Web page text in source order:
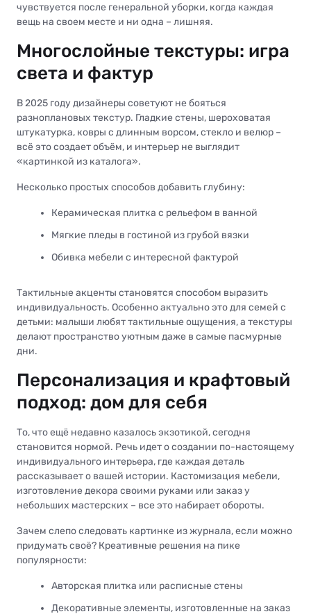
чувствуется после генеральной уборки, когда каждая
вещь на своем месте и ни одна – лишняя.
Многослойные текстуры: игра
света и фактур
В 2025 году дизайнеры советуют не бояться
разноплановых текстур. Гладкие стены, шероховатая
штукатурка, ковры с длинным ворсом, стекло и велюр –
всё это создает объём, и интерьер не выглядит
«картинкой из каталога».
Несколько простых способов добавить глубину:
Керамическая плитка с рельефом в ванной
Мягкие пледы в гостиной из грубой вязки
Обивка мебели с интересной фактурой
Тактильные акценты становятся способом выразить
индивидуальность. Особенно актуально это для семей с
детьми: малыши любят тактильные ощущения, а текстуры
делают пространство уютным даже в самые пасмурные
дни.
Персонализация и крафтовый
подход: дом для себя
То, что ещё недавно казалось экзотикой, сегодня
становится нормой. Речь идет о создании по-настоящему
индивидуального интерьера, где каждая деталь
рассказывает о вашей истории. Кастомизация мебели,
изготовление декора своими руками или заказ у
небольших мастерских – все это набирает обороты.
Зачем слепо следовать картинке из журнала, если можно
придумать своё? Креативные решения на пике
популярности:
Авторская плитка или расписные стены
Декоративные элементы, изготовленные на заказ